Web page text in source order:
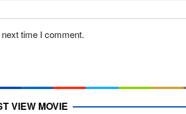
time I comment.
VIEW MOVIE